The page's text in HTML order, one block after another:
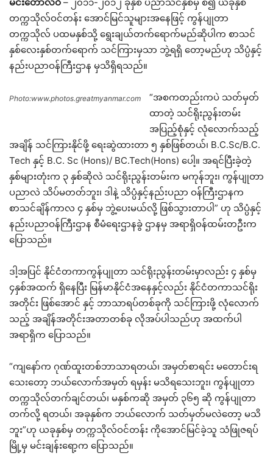
မင်းတောလဝီ – ၂၀၁၁-၂၀၁၂ ခုနှစ် ပညာသင်နှစ်မှ စ၍ ယခုနှစ်
တက္ကသိုလ်ဝင်တန်း အောင်မြင်သူများအနေဖြင့် ကွန်ပျုတာ
တက္ကသိုလ် ပထမနှစ်သို့ ရွေးချယ်တက်ရောက်မည်ဆိုပါက စာသင်
နှစ်လေးနှစ်တက်ရောက် သင်ကြားမှသာ ဘွဲ့ရရှိ တော့မည်ဟု သိပ္ပံနှင့်
နည်းပညာဝန်ကြီးဌာန မှသိရှိရသည်။
Photo:www.photos.greatmyanmar.com
“အစကတည်းကပဲ သတ်မှတ်
ထာတဲ့ သင်ရိုးညွန်းတမ်း
အပြည့်စုံနှင့် လုံလောက်သည့်
အချိန် သင်ကြားနိုင်ဖို့ ရေးဆွဲထားတာ ၅ နှစ်ဖြစ်တယ်၊ B.C.Sc/B.C.
Tech နှင့် B.C. Sc (Hons)/ BC.Tech(Hons) ပေါ့။ အရင်ပြီးခဲ့တဲ့
နှစ်များတုံးက ၃ နှစ်ဆိုလဲ သင်ရိုးညွန်းတမ်းက မကုန်ဘူး၊ ကွန်ပျုတာ
ပညာလဲ သိပ်မတတ်ဘူး၊ ဒါနဲ့ သိပ္ပံနှင့်နည်းပညာ ဝန်ကြီးဌာနက
စာသင်ချိန်ကာလ ၄ နှစ်မှ ဘွဲ့ပေးမယ်လို့ ဖြစ်သွားတာပါ” ဟု သိပ္ပံနှင့်
နည်းပညာဝန်ကြီးဌာန စီမံရေးဌာနခွဲ ဌာနမှ အရာရှိဝန်ထမ်းတဦးက
ပြောသည်။
ဒါ့အပြင် နိုင်ငံတကာကွန်ပျုတာ သင်ရိုးညွန်းတမ်းမှာလည်း ၄ နှစ်မှ
၄နှစ်အထက် ရှိနေပြီး မြန်မာနိုင်ငံအနေနှင့်လည်း နိုင်ငံတကာသင်ရိုး
အတိုင်း ဖြစ်အောင် နှင့် ဘာသာရပ်တစ်ခုကို သင်ကြားဖို့ လုံလောက်
သည့် အချိန်အတိုင်းအတာတစ်ခု လိုအပ်ပါသည်ဟု အထက်ပါ
အရာရှိက ပြောသည်။
“ကျနော်က ဂုဏ်ထူးတစ်ဘာသာရတယ်၊ အမှတ်စာရင်း မတောင်းရ
သေးတော့ ဘယ်လောက်အမှတ် ရမှန်း မသိရသေးဘူး၊ ကွန်ပျုတာ
တက္ကသိုလ်တက်ချင်တယ်၊ မနှစ်ကဆို အမှတ် ၃၆၅ ဆို ကွန်ပျုတာ
တက်လို့ ရတယ်၊ အခုနှစ်က ဘယ်လောက် သတ်မှတ်မလဲတော့ မသိ
ဘူး”ဟု ယခုနှစ်မှ တက္ကသိုလ်ဝင်တန်း ကိုအောင်မြင်ခဲ့သူ သံဖြုဇရပ်
မြို့မှ မင်းချန်းရော့က ပြောသည်။